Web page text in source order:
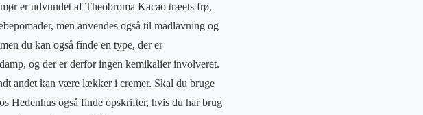
er udvundet af Theobroma Kacao træets frø,
men anvendes også til madlavning og
du kan også finde en type, der er
og der er derfor ingen kemikalier involveret.
andet kan være lækker i cremer. Skal du bruge
Hedenhus også finde opskrifter, hvis du har brug